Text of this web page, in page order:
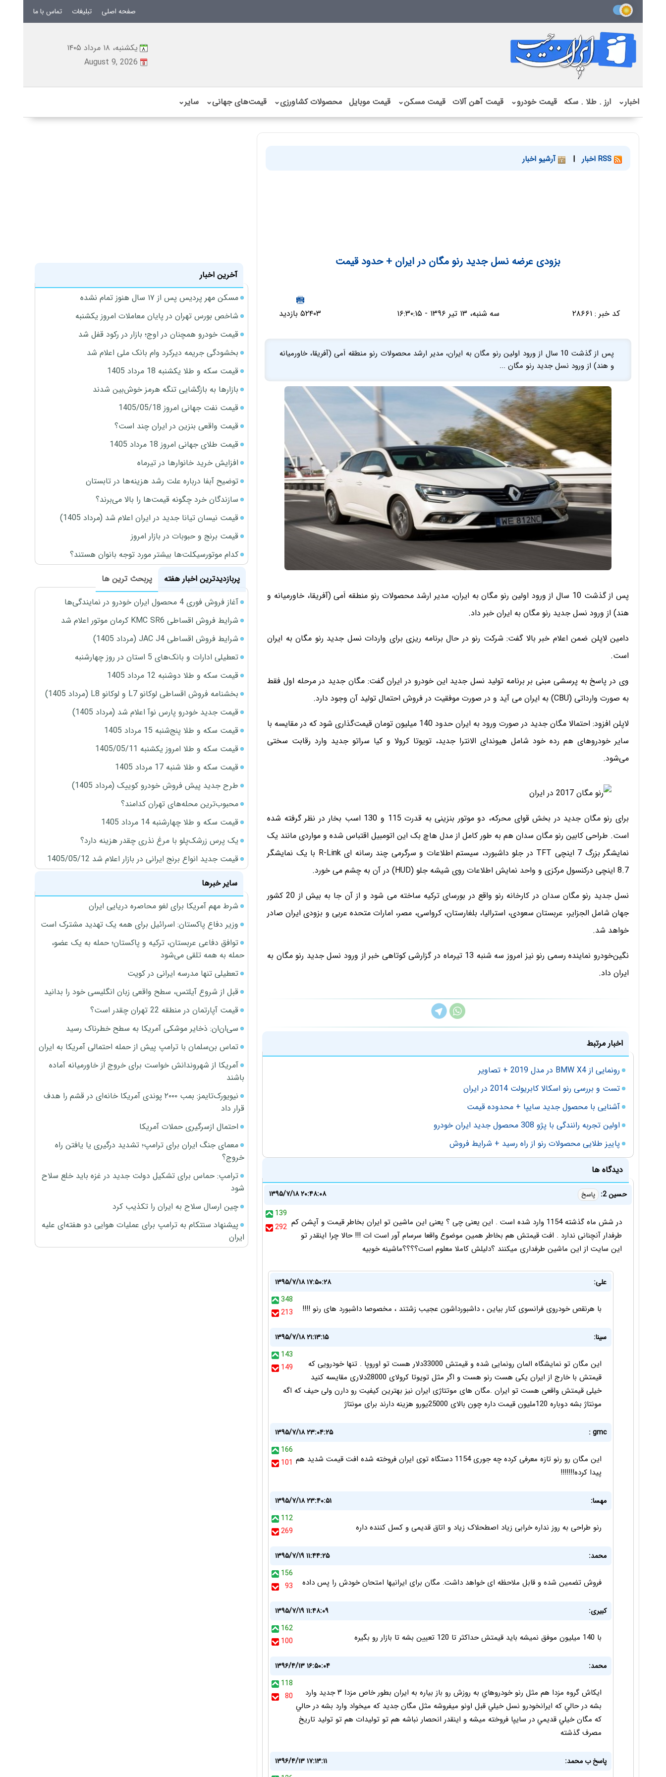
صفحه اصلی تبلیغات تماس با ما
یکشنبه، ۱۸ مرداد ۱۴۰۵
August 9, 2026
اخبار⌄ ارز . طلا . سکه قیمت خودرو⌄ قیمت آهن آلات قیمت مسکن⌄ قیمت موبایل محصولات کشاورزی⌄ قیمت‌های جهانی⌄ سایر⌄
| آرشیو اخبار
بزودی عرضه نسل جدید رنو مگان در ایران + حدود قیمت
کد خبر : ۲۸۶۶۱ سه شنبه، ۱۳ تیر ۱۳۹۶ - ۱۶:۳۰:۱۵ ۵۲۴۰۳ بازدید
پس از گذشت 10 سال از ورود اولین رنو مگان به ایران، مدیر ارشد محصولات رنو منطقه اَمی (آفریقا، خاورمیانه
و هند) از ورود نسل جدید رنو مگان ...
پس از گذشت 10 سال از ورود اولین رنو مگان به ایران، مدیر ارشد محصولات رنو منطقه اَمی (آفریقا، خاورمیانه و
هند) از ورود نسل جدید رنو مگان به ایران خبر داد.
دامین لاپلن ضمن اعلام خبر بالا گفت: شرکت رنو در حال برنامه ریزی برای واردات نسل جدید رنو مگان به ایران
است.
وی در پاسخ به پرسشی مبنی بر برنامه تولید نسل جدید این خودرو در ایران گفت: مگان جدید در مرحله اول فقط
به صورت وارداتی (CBU) به ایران می آید و در صورت موفقیت در فروش احتمال تولید آن وجود دارد.
لاپلن افزود: احتمالا مگان جدید در صورت ورود به ایران حدود 140 میلیون تومان قیمت‌گذاری شود که در مقایسه با
سایر خودروهای هم رده خود شامل هیوندای الانترا جدید، تویوتا کرولا و کیا سراتو جدید وارد رقابت سختی
می‌شود.
برای رنو مگان جدید در بخش قوای محرکه، دو موتور بنزینی به قدرت 115 و 130 اسب بخار در نظر گرفته شده
است. طراحی کابین رنو مگان سدان هم به طور کامل از مدل هاچ بک این اتومبیل اقتباس شده و مواردی مانند یک
نمایشگر بزرگ 7 اینچی TFT در جلو داشبورد، سیستم اطلاعات و سرگرمی چند رسانه ای R-Link با یک نمایشگر
8.7 اینچی درکنسول مرکزی و واحد نمایش اطلاعات روی شیشه جلو (HUD) در آن به چشم می خورد.
نسل جدید رنو مگان سدان در کارخانه رنو واقع در بورسای ترکیه ساخته می شود و از آن جا به بیش از 20 کشور
جهان شامل الجزایر، عربستان سعودی، استرالیا، بلغارستان، کرواسی، مصر، امارات متحده عربی و بزودی ایران صادر
خواهد شد.
نگین‌خودرو نماینده رسمی رنو نیز امروز سه شنبه 13 تیرماه در گزارشی کوتاهی خبر از ورود نسل جدید رنو مگان به
ایران داد.
اخبار مرتبط
رونمایی از BMW X4 در مدل 2019 + تصاویر
تست و بررسی رنو اسکالا کابریولت 2014 در ایران
آشنایی با محصول جدید سایپا + محدوده قیمت
اولین تجربه رانندگی با پژو 308 محصول جدید ایران خودرو
پاییز طلایی محصولات رنو از راه رسید + شرایط فروش
دیدگاه ها
حسین 2: پاسخ
۱۳۹۵/۷/۱۸ ۲۰:۴۸:۰۸
139
292 در شش ماه گذشته 1154 وارد شده است . این یعنی چی ؟ یعنی این ماشین تو ایران بخاطر قیمت و آپشن کم
طرفدار آنچنانی ندارد . افت قیمتش هم بخاطر همین موضوع واقعا سرسام آور است ات !!! حالا چرا اینقدر تو
این سایت از این ماشین طرفداری میکنند ؟دلیلش کاملا معلوم است؟؟؟؟ماشینه خوبیه
علی:
۱۳۹۵/۷/۱۸ ۱۷:۵۰:۲۸
348
213
با هرنقص خودروی فرانسوی کنار بیاین ، داشبورداشون عجیب زشتند ، مخصوصا داشبورد های رنو !!!!
سینا:
۱۳۹۵/۷/۱۸ ۲۱:۱۳:۱۵
143
149
این مگان تو نمایشگاه المان رونمایی شده و قیمتش 33000دلار هست تو اوروپا . تنها خودرویی که
قیمتش با خارج از ایران یکی هست رنو هست و اگر مثل تویوتا کرولای 28000دلاری مقایسه کنید
خیلی قیمتش واقعی هست تو ایران .مگان های موتتاژی ایران نیز بهترین کیفیت رو دارن ولی حیف که اگه
مونتاژ بشه دوباره 120ملیون قیمت داره چون بالای 25000یورو هزینه دارند برای مونتاژ
gmc :
۱۳۹۵/۷/۱۸ ۲۳:۰۴:۲۵
166
101 این مگان رو رنو تازه معرفی کرده چه جوری 1154 دستگاه توی ایران فروخته شده افت قیمت شدید هم
پیدا کرده!!!!!!!
مهسا:
۱۳۹۵/۷/۱۸ ۲۳:۴۰:۵۱
112
269
رنو طراحی به روز نداره خرابی زیاد اصطحلاک زیاد و اتاق قدیمی و کسل کننده داره
محمد:
۱۳۹۵/۷/۱۹ ۱۱:۴۴:۲۵
156
93
فروش تضمین شده و قابل ملاحظه ای خواهد داشت. مگان برای ایرانیها امتحان خودش را پس داده
کبیری:
۱۳۹۵/۷/۱۹ ۱۱:۴۸:۰۹
162
100
با 140 میلیون موفق نمیشه باید قیمتش حداکثر تا 120 تعیین بشه تا بازار رو بگیره
محمد:
۱۳۹۶/۴/۱۳ ۱۶:۵۰:۰۴
118
80
ايكاش گروه مزدا هم مثل رنو خودروهاي به روزش رو باز بياره به ايران بطور خاص مزدا ٣ جديد وارد
بشه در حالي كه ايرانخودرو نسل خيلي قبل اونو ميفروشه مثل مگان جديد كه ميخواد وارد بشه در حالي
كه مگان خيلي قديمي در سايپا فروخته ميشه و اينقدر انحصار نباشه هم تو توليدات هم تو توليد تاريخ
مصرف گذشته
پاسخ ب محمد:
۱۳۹۶/۴/۱۳ ۱۷:۱۳:۱۱
آخرین اخبار
مسکن مهر پردیس پس از ۱۷ سال هنوز تمام نشده
شاخص بورس تهران در پایان معاملات امروز یکشنبه
قیمت خودرو همچنان در اوج؛ بازار در رکود قفل شد
بخشودگی جریمه دیرکرد وام بانک ملی اعلام شد
قیمت سکه و طلا یکشنبه 18 مرداد 1405
بازارها به بازگشایی تنگه هرمز خوش‌بین شدند
قیمت نفت جهانی امروز 1405/05/18
قیمت واقعی بنزین در ایران چند است؟
قیمت طلای جهانی امروز 18 مرداد 1405
افزایش خرید خانوارها در تیرماه
توضیح آبفا درباره علت رشد هزینه‌ها در تابستان
سازندگان خرد چگونه قیمت‌ها را بالا می‌برند؟
قیمت نیسان تیانا جدید در ایران اعلام شد (مرداد 1405)
قیمت برنج و حبوبات در بازار امروز
کدام موتورسیکلت‌ها بیشتر مورد توجه بانوان هستند؟
پربازدیدترین اخبار هفته
پربحث ترین ها
آغاز فروش فوری 4 محصول ایران خودرو در نمایندگی‌ها
شرایط فروش اقساطی KMC SR6 کرمان موتور اعلام شد
شرایط فروش اقساطی JAC J4 (مرداد 1405)
تعطیلی ادارات و بانک‌های 5 استان در روز چهارشنبه
قیمت سکه و طلا دوشنبه 12 مرداد 1405
بخشنامه فروش اقساطی لوکانو L7 و لوکانو L8 (مرداد 1405)
قیمت جدید خودرو پارس نوآ اعلام شد (مرداد 1405)
قیمت سکه و طلا پنج‌شنبه 15 مرداد 1405
قیمت سکه و طلا امروز یکشنبه 1405/05/11
قیمت سکه و طلا شنبه 17 مرداد 1405
طرح جدید پیش فروش خودرو کوییک (مرداد 1405)
محبوب‌ترین محله‌های تهران کدامند؟
قیمت سکه و طلا چهارشنبه 14 مرداد 1405
یک پرس زرشک‌پلو با مرغ نذری چقدر هزینه دارد؟
قیمت جدید انواع برنج ایرانی در بازار اعلام شد 1405/05/12
سایر خبرها
شرط مهم آمریکا برای لغو محاصره دریایی ایران
وزیر دفاع پاکستان: اسرائیل برای همه یک تهدید مشترک است
توافق دفاعی عربستان، ترکیه و پاکستان؛ حمله به یک عضو،
حمله به همه تلقی می‌شود
تعطیلی تنها مدرسه ایرانی در کویت
قبل از شروع آیلتس، سطح واقعی زبان انگلیسی خود را بدانید
قیمت آپارتمان در منطقه 22 تهران چقدر است؟
سی‌ان‌ان: ذخایر موشکی آمریکا به سطح خطرناک رسید
تماس بن‌سلمان با ترامپ پیش از حمله احتمالی آمریکا به ایران
آمریکا از شهروندانش خواست برای خروج از خاورمیانه آماده
باشند
نیویورک‌تایمز: بمب ۲۰۰۰ پوندی آمریکا خانه‌ای در قشم را هدف
قرار داد
احتمال ازسرگیری حملات آمریکا
معمای جنگ ایران برای ترامپ؛ تشدید درگیری یا یافتن راه
خروج؟
ترامپ: حماس برای تشکیل دولت جدید در غزه باید خلع سلاح
شود
چین ارسال سلاح به ایران را تکذیب کرد
پیشنهاد سنتکام به ترامپ برای عملیات هوایی دو هفته‌ای علیه
ایران